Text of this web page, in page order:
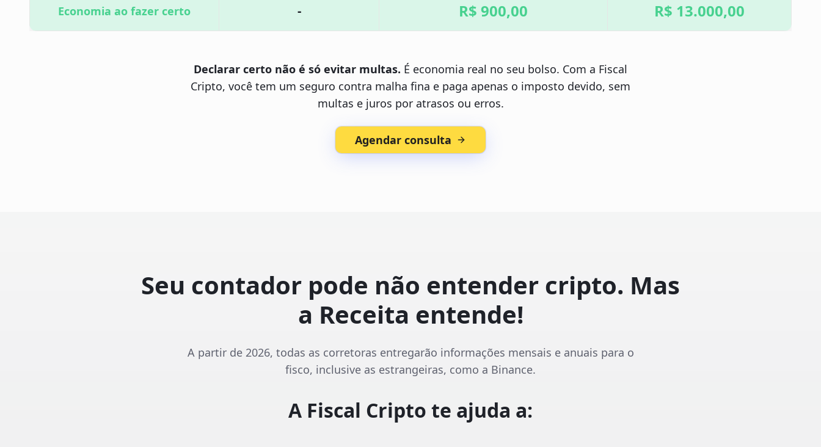
Economia ao fazer certo - R$ 900,00 R$ 13.000,00
Declarar certo não é só evitar multas. É economia real no seu bolso. Com a Fiscal
Cripto, você tem um seguro contra malha fina e paga apenas o imposto devido, sem
multas e juros por atrasos ou erros.
Agendar consulta
Seu contador pode não entender cripto. Mas
a Receita entende!
A partir de 2026, todas as corretoras entregarão informações mensais e anuais para o
fisco, inclusive as estrangeiras, como a Binance.
A Fiscal Cripto te ajuda a: